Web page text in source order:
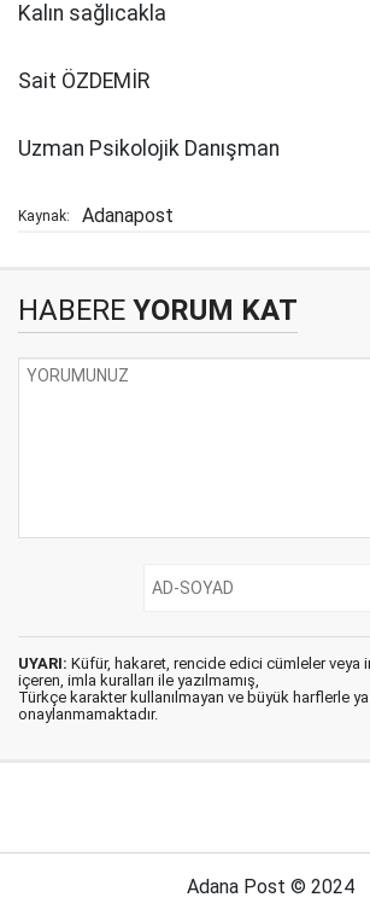
Kalın sağlıcakla
Sait ÖZDEMİR
Uzman Psikolojik Danışman
Kaynak: Adanapost
HABERE YORUM KAT
UYARI: Küfür, hakaret, rencide edici cümleler veya
içeren, imla kuralları ile yazılmamış,
Türkçe karakter kullanılmayan ve büyük harflerle
onaylanmamaktadır.
Adana Post © 2024